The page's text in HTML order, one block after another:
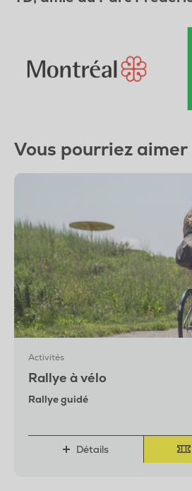
Vous pourriez aimer
Activités
Rallye à vélo
Rallye guidé
Détails